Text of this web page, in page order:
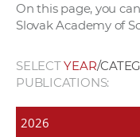
On this page, you
Slovak Academy of
SELECTYEAR/
PUBLICATIONS: